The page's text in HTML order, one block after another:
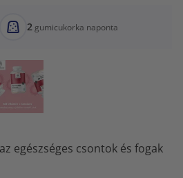
2gumicukorka naponta
egészséges csontok és fogak